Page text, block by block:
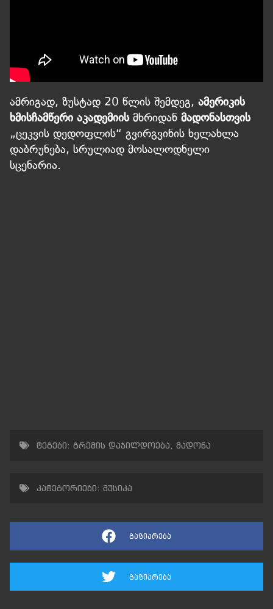
ამრიგად, ზუსტად 20 წლის შემდეგ, ამერიკის
ხმისჩამწერი აკადემიისმხრიდან მადონასთვის
„ცეკვის დედოფლის“ გვირგვინის ხელახლა
დაბრუნება, სრულიად მოსალოდნელი
სცენარია.
ტეგები: გრემის დაჯილდოება, მადონა
კატეგორიები: მუსიკა
გაზიარება
გაზიარება